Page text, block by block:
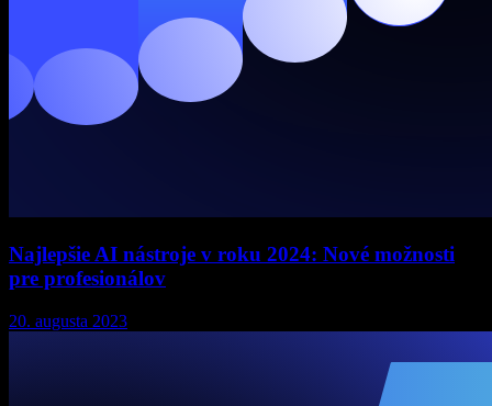
Najlepšie AI nástroje v roku 2024: Nové možnosti
pre profesionálov
20. augusta 2023